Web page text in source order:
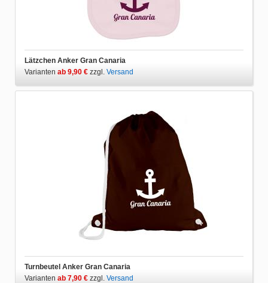
Lätzchen Anker Gran Canaria
Varianten ab 9,90 € zzgl. Versand
Turnbeutel Anker Gran Canaria
Varianten ab 7,90 € zzgl. Versand